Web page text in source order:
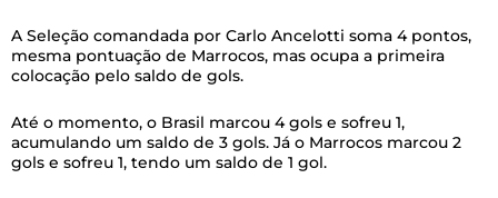
A Seleção comandada por Carlo Ancelotti soma 4 pontos,
mesma pontuação de Marrocos, mas ocupa a primeira
colocação pelo saldo de gols.
Até o momento, o Brasil marcou 4 gols e sofreu 1,
acumulando um saldo de 3 gols. Já o Marrocos marcou 2
gols e sofreu 1, tendo um saldo de 1 gol.